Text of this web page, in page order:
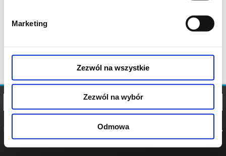
Marketing
Zezwól na wszystkie
Zezwól na wybór
Odmowa
POLITYKA
POLITYKA